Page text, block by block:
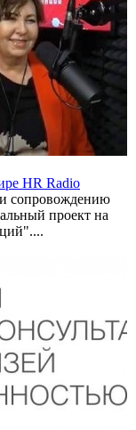
HR Radio
сопровождению
проект на